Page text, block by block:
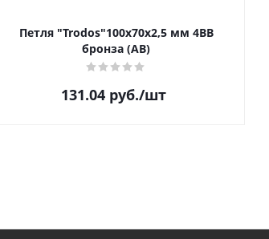
Петля "Trodos"100х70х2,5 мм 4BB
бронза (AB)
131.04руб./шт